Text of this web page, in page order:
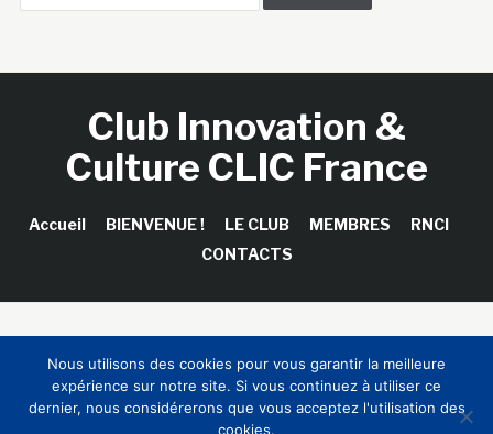
Club Innovation &
Culture CLIC France
Accueil BIENVENUE ! LE CLUB MEMBRES
RNCI
CONTACTS
Sinapses Conseils
Nous utilisons des cookies pour vous garantir la meilleure
expérience sur notre site. Si vous continuez à utiliser ce
dernier, nous considérerons que vous acceptez l'utilisation des
cookies.